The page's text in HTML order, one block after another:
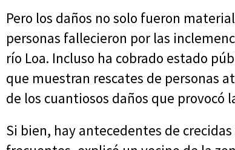
Pero los daños no solo fueron
personas fallecieron por las
río Loa. Incluso ha cobrado estado
que muestran rescates de personas
de los cuantiosos daños que provocó
Si bien, hay antecedentes de